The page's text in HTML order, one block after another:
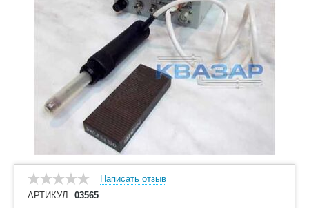
Написать отзыв
АРТИКУЛ: 03565